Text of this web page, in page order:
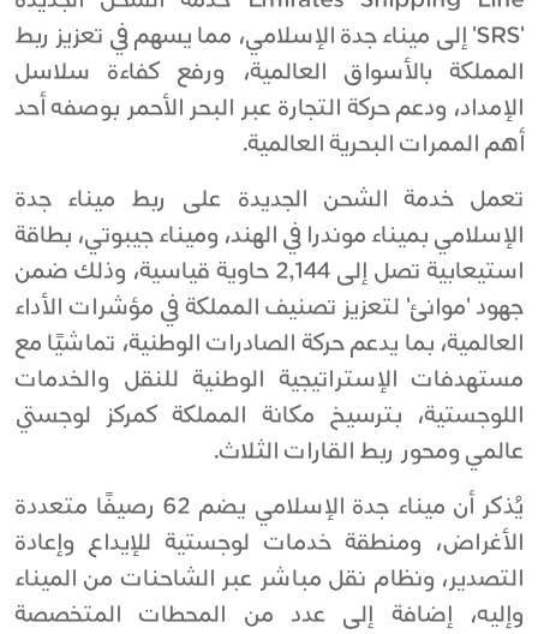
'SRS' إلى ميناء جدة الإسلامي، مما يسهم في تعزيز ربط
المملكة بالأسواق العالمية، ورفع كفاءة سلاسل
الإمداد، ودعم حركة التجارة عبر البحر الأحمر بوصفه أحد
أهم الممرات البحرية العالمية.
تعمل خدمة الشحن الجديدة على ربط ميناء جدة
الإسلامي بميناء موندرا في الهند، وميناء جيبوتي، بطاقة
استيعابية تصل إلى 2,144 حاوية قياسية، وذلك ضمن
جهود 'موانئ' لتعزيز تصنيف المملكة في مؤشرات الأداء
العالمية، بما يدعم حركة الصادرات الوطنية، تماشيًا مع
مستهدفات الإستراتيجية الوطنية للنقل والخدمات
اللوجستية، بترسيخ مكانة المملكة كمركز لوجستي
عالمي ومحور ربط القارات الثلاث.
يُذكر أن ميناء جدة الإسلامي يضم 62 رصيفًا متعددة
الأغراض، ومنطقة خدمات لوجستية للإيداع وإعادة
التصدير، ونظام نقل مباشر عبر الشاحنات من الميناء
وإليه، إضافة إلى عدد من المحطات المتخصصة